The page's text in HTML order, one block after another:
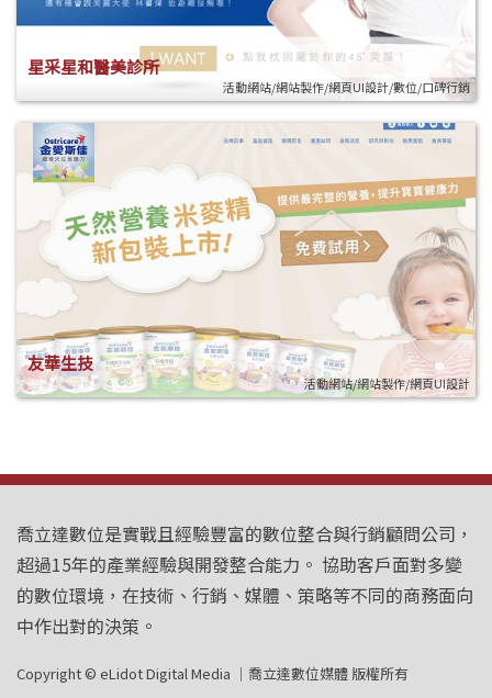
星采星和醫美診所
活動網站/網站製作/網頁UI設計/數位/口碑行銷
友華生技
活動網站/網站製作/網頁UI設計
喬立達數位是實戰且經驗豐富的數位整合與行銷顧問公司，
超過15年的產業經驗與開發整合能力。 協助客戶面對多變
的數位環境，在技術、行銷、媒體、策略等不同的商務面向
中作出對的決策。
Copyright © eLidot Digital Media ｜喬立達數位媒體 版權所有